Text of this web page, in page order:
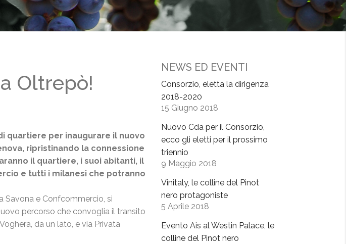
Oltrepò!
quartiere per inaugurare il nuovo
ripristinando la connessione
il quartiere, i suoi abitanti, il
e tutti i milanesi che potranno
Savona e Confcommercio, si
percorso che convoglia il transito
da un lato, e via Privata
NEWS ED EVENTI
Consorzio, eletta la dirigenza
2018-2020
15 Giugno 2018
Nuovo Cda per il Consorzio,
ecco gli eletti per il prossimo
triennio
9 Maggio 2018
Vinitaly, le colline del Pinot
nero protagoniste
5 Aprile 2018
Evento Ais al Westin Palace, le
colline del Pinot nero